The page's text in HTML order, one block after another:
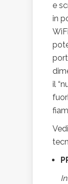
e
in
il